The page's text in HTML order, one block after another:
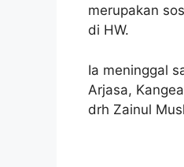
merupakan
di HW.
Ia meninggal
Arjasa,
drh Zainul